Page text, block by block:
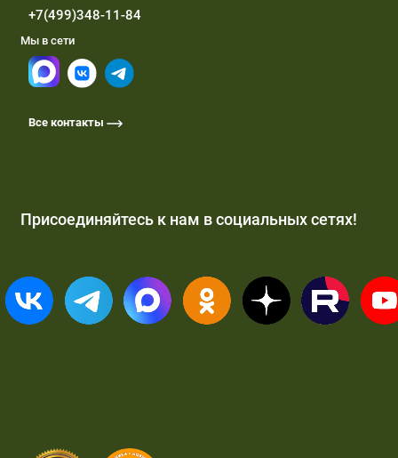
+7(499)348-11-84
Мы в сети
Все контакты
Присоединяйтесь к нам в социальных сетях!